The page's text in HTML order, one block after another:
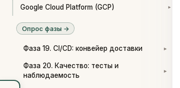
Google Cloud Platform (GCP) ▾
Опрос фазы →
Фаза 19. CI/CD: конвейер доставки ▾
Фаза 20. Качество: тесты и
наблюдаемость
▾